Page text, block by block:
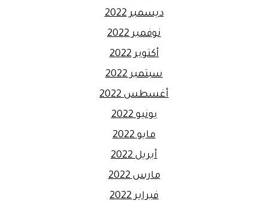
ديسمبر 2022
نوفمبر 2022
أكتوبر 2022
سبتمبر 2022
أغسطس 2022
يونيو 2022
مايو 2022
أبريل 2022
مارس 2022
فبراير 2022